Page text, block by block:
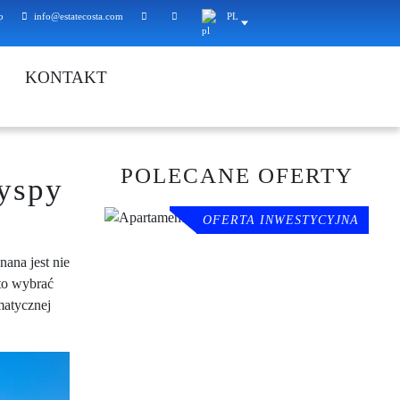
info@estatecosta.com PL
KONTAKT
jest nie
wybrać
POLECANE OFERTY
OFERTA INWESTYCYJNA